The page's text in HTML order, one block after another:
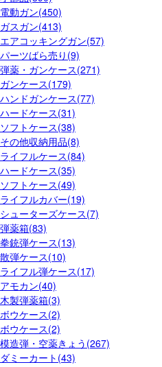
電動ガン(450)
ガスガン(413)
エアコッキングガン(57)
パーツばら売り(9)
弾薬・ガンケース(271)
ガンケース(179)
ハンドガンケース(77)
ハードケース(31)
ソフトケース(38)
その他収納用品(8)
ライフルケース(84)
ハードケース(35)
ソフトケース(49)
ライフルカバー(19)
シューターズケース(7)
弾薬箱(83)
拳銃弾ケース(13)
散弾ケース(10)
ライフル弾ケース(17)
アモカン(40)
木製弾薬箱(3)
ボウケース(2)
ボウケース(2)
模造弾・空薬きょう(267)
ダミーカート(43)